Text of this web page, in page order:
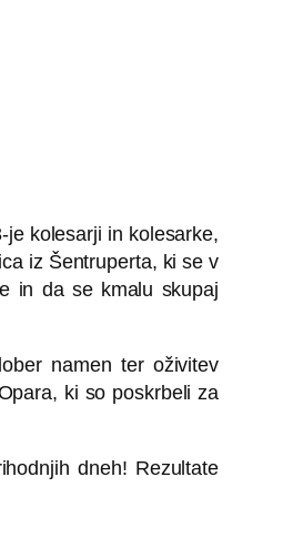
kolesarji in kolesarke,
iz Šentruperta, ki se v
in da se kmalu skupaj
namen ter oživitev
ki so poskrbeli za
dneh! Rezultate